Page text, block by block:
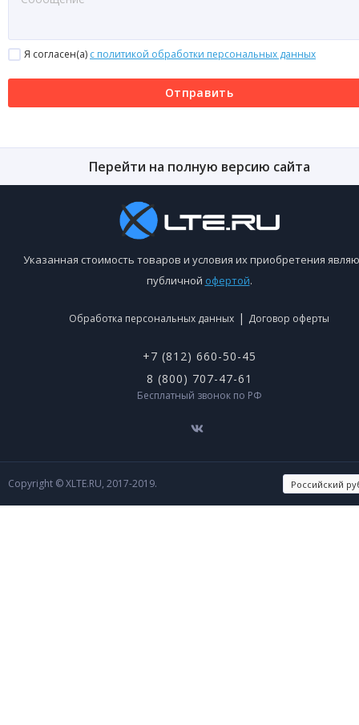
Я согласен(a) с политикой обработки персональных данных
Отправить
Перейти на полную версию сайта
Указанная стоимость товаров и условия их приобретения
публичной офертой.
Обработка персональных данных | Договор оферты
+7 (812) 660-50-45
8 (800) 707-47-61
Бесплатный звонок по РФ
Copyright © XLTE.RU, 2017-2019.